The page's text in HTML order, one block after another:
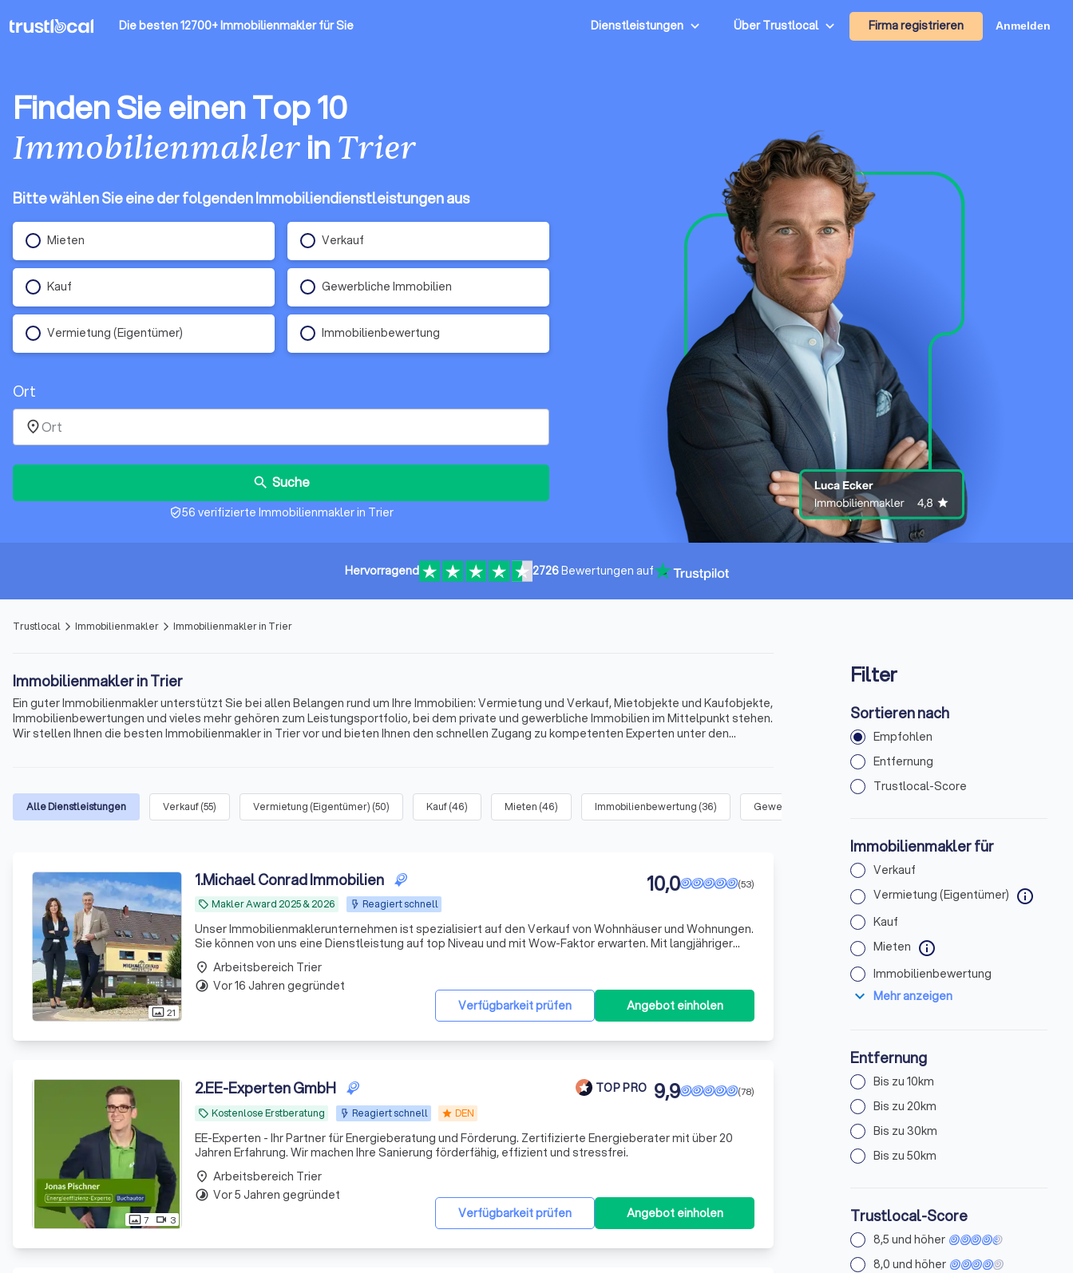
Die besten 12700+ Immobilienmakler für Sie Dienstleistungen Über Trustlocal Firma registrieren Anmelden
Finden Sie einen Top 10
ImmobilienmaklerinTrier
Bitte wählen Sie eine der folgenden Immobiliendienstleistungen aus
Mieten Verkauf
Kauf Gewerbliche Immobilien
Vermietung (Eigentümer) Immobilienbewertung
Ort
place
search Suche
verified_user56 verifizierte Immobilienmakler in Trier
Hervorragend 2726Bewertungen auf
Trustlocal arrow_forward_ios Immobilienmakler arrow_forward_ios Immobilienmakler in Trier
Immobilienmakler in Trier
Ein guter Immobilienmakler unterstützt Sie bei allen Belangen rund um Ihre Immobilien: Vermietung und Verkauf, Mietobjekte und Kaufobjekte,
Immobilienbewertungen und vieles mehr gehören zum Leistungsportfolio, bei dem private und gewerbliche Immobilien im Mittelpunkt stehen.
Wir stellen Ihnen die besten Immobilienmakler in Trier vor und bieten Ihnen den schnellen Zugang zu kompetenten Experten unter den
Alle Dienstleistungen Verkauf(55) Vermietung (Eigentümer) (50) Kauf(46) Mieten (46) Immobilienbewertung (36) Gewerbliche Immobilien
photo_size_select_actual21
1.Michael Conrad Immobilien
local_offer Makler Award 2025 & 2026 Reagiert schnell
(53)
10,0
Unser Immobilienmaklerunternehmen ist spezialisiert auf den Verkauf von Wohnhäuser und Wohnungen.
Sie können von uns eine Dienstleistung auf top Niveau und mit Wow-Faktor erwarten. Mit langjähriger
Erfahrung und umfangreichem Fachwissen in der Immobilienbranche bieten wir unseren anspruchsvollen
K
Verfügbarkeit prüfen Angebot einholen
place Arbeitsbereich Trier
timelapse Vor 16 Jahren gegründet
photo_size_select_actual7 videocam 3
2.EE-Experten GmbH TOP PRO
local_offer Kostenlose Erstberatung Reagiert schnell star DEN
(78)
9,9
EE-Experten - Ihr Partner für Energieberatung und Förderung. Zertifizierte Energieberater mit über 20
Jahren Erfahrung. Wir machen Ihre Sanierung förderfähig, effizient und stressfrei.
Verfügbarkeit prüfen Angebot einholen
place Arbeitsbereich Trier
timelapse Vor 5 Jahren gegründet
Filter
Sortieren nach
Empfohlen
Entfernung
Trustlocal-Score
Immobilienmakler für
Verkauf
Vermietung (Eigentümer) info
Kauf
Mieten info
Immobilienbewertung
expand_more Mehr anzeigen
Entfernung
Bis zu 10km
Bis zu 20km
Bis zu 30km
Bis zu 50km
Trustlocal-Score
8,5 und höher
8,0 und höher